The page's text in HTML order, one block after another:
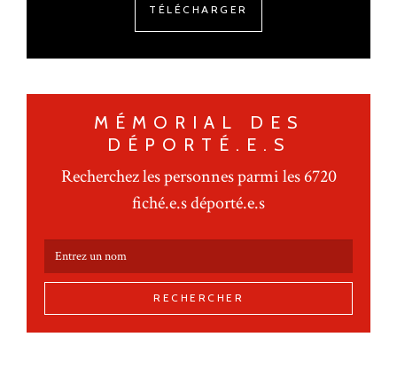
TÉLÉCHARGER
MÉMORIAL DES
DÉPORTÉ.E.S
Recherchez les personnes parmi les 6720
fiché.e.s déporté.e.s
RECHERCHER